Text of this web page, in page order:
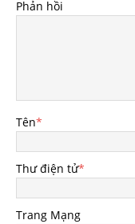
Phản hồi
Tên*
Thư điện tử*
Trang Mạng